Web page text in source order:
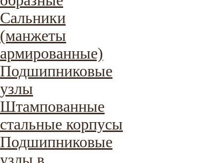
Сальники
(манжеты
армированные)
Подшипниковые
узлы
Штампованные
стальные корпусы
Подшипниковые